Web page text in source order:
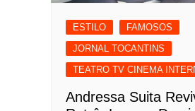
ESTILO
FAMOSOS
JORNAL TOCANTINS
TEATRO TV CINEMA
Andressa Suita